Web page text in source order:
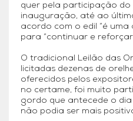
quer pela participação do
inauguração, até ao
acordo com o edil “é
para “continuar e
O tradicional Leilão das
licitadas dezenas de
oferecidos pelos
no certame, foi muito
gordo que antecede o
não podia ser mais